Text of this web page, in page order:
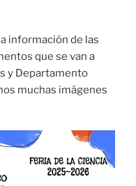
información de las
que se van a
y Departamento
muchas imágenes